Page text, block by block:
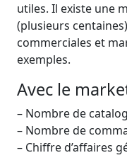
utiles. Il existe une
(plusieurs
commerciales et
exemples.
Avec le
– Nombre de
– Nombre de
– Chiffre d’affaires